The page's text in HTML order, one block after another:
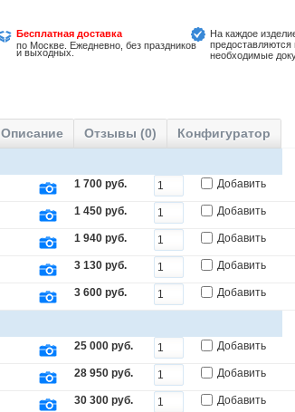
Бесплатная доставка
по Москве. Ежедневно, без праздников
и выходных.
На каждое
предоставляются
необходимые
Описание Отзывы (0) Конфигуратор
1 700 руб. Добавить
1 450 руб. Добавить
1 940 руб. Добавить
3 130 руб. Добавить
3 600 руб. Добавить
25 000 руб. Добавить
28 950 руб. Добавить
30 300 руб. Добавить